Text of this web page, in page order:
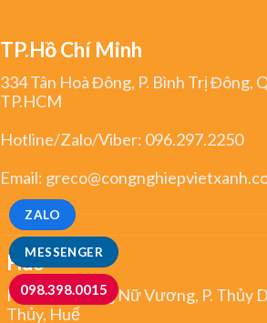
MESSENGER
ZALO
098.398.0015
TP.Hồ Chí Minh
334 Tân Hoà Đông, P. Bình Trị Đông,
TP.HCM
Hotline/Zalo/Viber: 096.297.2250
Email:
Huế
Kiệt 344 Trưng Nữ Vương, P. Thủy
Thủy, Huế